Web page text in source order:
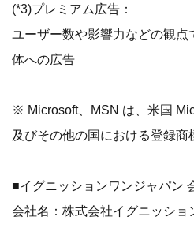
(*3)プレミアム広告：
ユーザー数や影響力などの観
体への広告
※ Microsoft、MSN は、米国
及びその他の国における登録商
■イグニッションワンジャパン
会社名：株式会社イグニッショ